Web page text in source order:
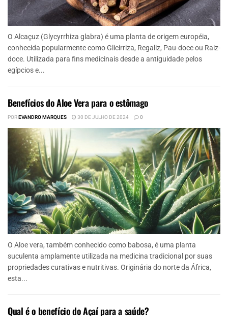
O Alcaçuz (Glycyrrhiza glabra) é uma planta de origem européia,
conhecida popularmente como Glicirriza, Regaliz, Pau-doce ou Raiz-
doce. Utilizada para fins medicinais desde a antiguidade pelos
egípcios e...
Benefícios do Aloe Vera para o estômago
POREVANDRO MARQUES 30 DE JULHO DE 2024 0
O Aloe vera, também conhecido como babosa, é uma planta
suculenta amplamente utilizada na medicina tradicional por suas
propriedades curativas e nutritivas. Originária do norte da África,
esta...
Qual é o benefício do Açaí para a saúde?